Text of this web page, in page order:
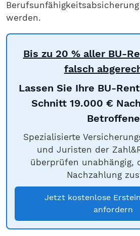
werden.
Bis zu 20 % aller BU-
falsch
Lassen Sie Ihre BU-
Schnitt 19.000 €
Betroffene
Spezialisierte
und Juristen der
überprüfen unabhängig,
Nachzahlung
Jetzt kostenlose
anfordern